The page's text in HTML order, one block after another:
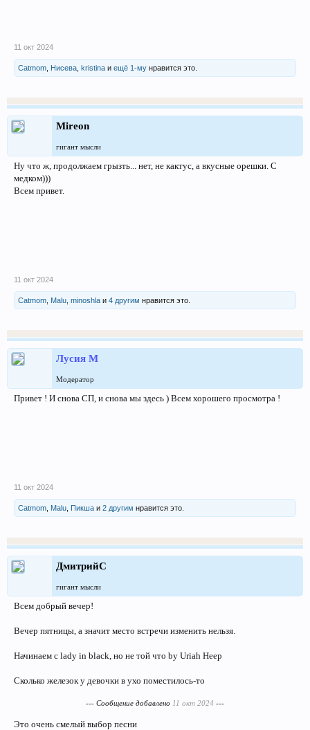
11 окт 2024
Catmom Нисева kristina и ещё 1-му нравится это.
Mireon
гигант мысли
Ну что ж, продолжаем грызть... нет, не кактус, а вкусные орешки. С
медком)))
Всем привет.
11 окт 2024
Catmom Malu minoshla и 4 другим нравится это.
Лусия М
Модератор
Привет ! И снова СП, и снова мы здесь ) Всем хорошего просмотра !
11 окт 2024
Catmom Malu Пикша и 2 другим нравится это.
ДмитрийС
гигант мысли
Всем добрый вечер!
Вечер пятницы, а значит место встречи изменить нельзя.
Начинаем с lady in black, но не той что by Uriah Heep
Сколько железок у девочки в ухо поместилось-то
--- Сообщение добавлено 11 окт 2024 ---
Это очень смелый выбор песни